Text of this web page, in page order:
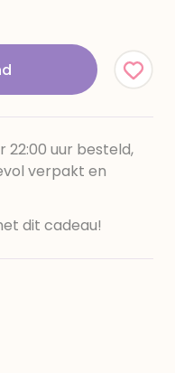
uur besteld,
verpakt en
dit cadeau!